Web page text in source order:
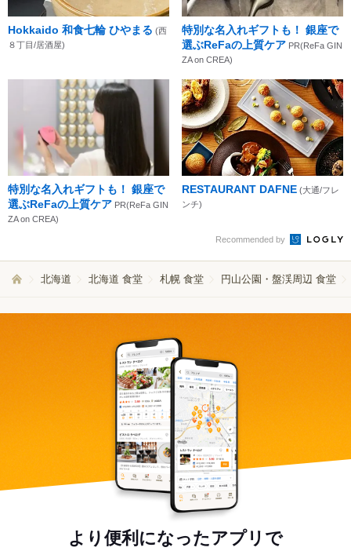
Hokkaido 和食七輪 ひやまる (西
８丁目/居酒屋)
特別な名入れギフトも！ 銀座で
選ぶReFaの上質ケア PR(ReFa GIN
ZA on CREA)
特別な名入れギフトも！ 銀座で
選ぶReFaの上質ケア PR(ReFa GIN
ZA on CREA)
RESTAURANT DAFNE (大通/フレ
ンチ)
Recommended by
北海道 北海道 食堂 札幌 食堂 円山公園・盤渓周辺 食堂
より便利になったアプリで